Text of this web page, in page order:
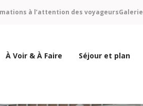
à l’attention des voyageursGalerie
À Voir & À Faire Séjour et plan